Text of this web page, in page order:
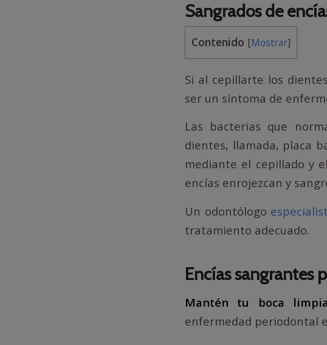
Sangrados de
Contenido [Mostrar]
Si al cepillarte los
ser un síntoma de
Las bacterias que
dientes, llamada, placa
mediante el cepillado y
encías enrojezcan y
Un odontólogo
tratamiento adecuado.
Encías sangrantes
Mantén tu boca
enfermedad periodontal